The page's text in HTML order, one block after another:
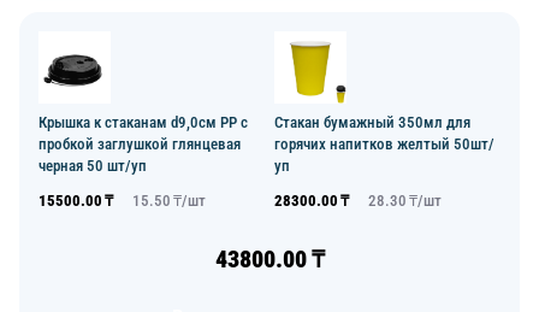
Крышка к стаканам d9,0см PP с
пробкой заглушкой глянцевая
черная 50 шт/уп
15500.00 ₸ 15.50 ₸/шт
Стакан бумажный 350мл для
горячих напитков желтый 50шт/
уп
28300.00 ₸ 28.30 ₸/шт
43800.00₸